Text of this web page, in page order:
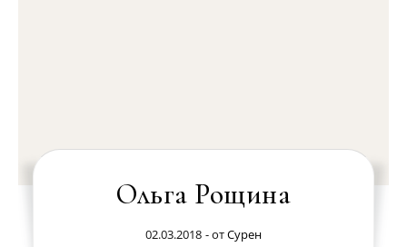
Ольга Рощина
02.03.2018 - отСурен